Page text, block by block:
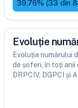
39.76% (33 din
Evoluție
Evoluția numărului
de șoferi, în toți
DRPCIV, DGPCI și